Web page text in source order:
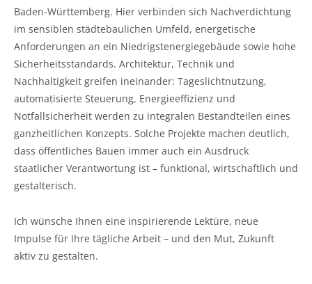
Baden-Württemberg. Hier verbinden sich Nachverdichtung
im sensiblen städtebaulichen Umfeld, energetische
Anforderungen an ein Niedrigstenergiegebäude sowie hohe
Sicherheitsstandards. Architektur, Technik und
Nachhaltigkeit greifen ineinander: Tageslichtnutzung,
automatisierte Steuerung, Energieeffizienz und
Notfallsicherheit werden zu integralen Bestandteilen eines
ganzheitlichen Konzepts. Solche Projekte machen deutlich,
dass öffentliches Bauen immer auch ein Ausdruck
staatlicher Verantwortung ist – funktional, wirtschaftlich und
gestalterisch.
Ich wünsche Ihnen eine inspirierende Lektüre, neue
Impulse für Ihre tägliche Arbeit – und den Mut, Zukunft
aktiv zu gestalten.